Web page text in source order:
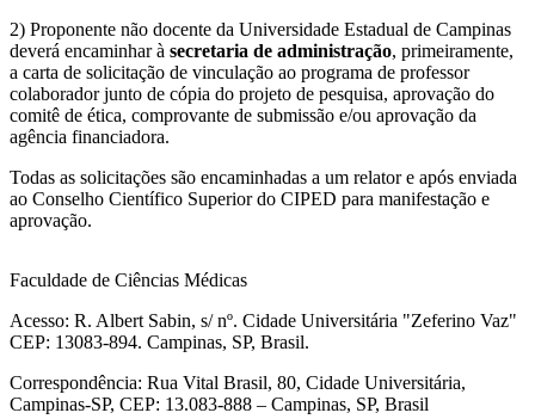
2) Proponente não docente da Universidade Estadual de Campinas
deverá encaminhar à secretaria de administração, primeiramente,
a carta de solicitação de vinculação ao programa de professor
colaborador junto de cópia do projeto de pesquisa, aprovação do
comitê de ética, comprovante de submissão e/ou aprovação da
agência financiadora.
Todas as solicitações são encaminhadas a um relator e após enviada
ao Conselho Científico Superior do CIPED para manifestação e
aprovação.
Faculdade de Ciências Médicas
Acesso: R. Albert Sabin, s/ nº. Cidade Universitária "Zeferino Vaz"
CEP: 13083-894. Campinas, SP, Brasil.
Correspondência: Rua Vital Brasil, 80, Cidade Universitária,
Campinas-SP, CEP: 13.083-888 – Campinas, SP, Brasil